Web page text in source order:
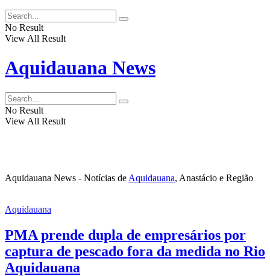
No Result
View All Result
Aquidauana News
No Result
View All Result
Aquidauana News - Notícias de Aquidauana, Anastácio e Região
Aquidauana
PMA prende dupla de empresários por
captura de pescado fora da medida no Rio
Aquidauana